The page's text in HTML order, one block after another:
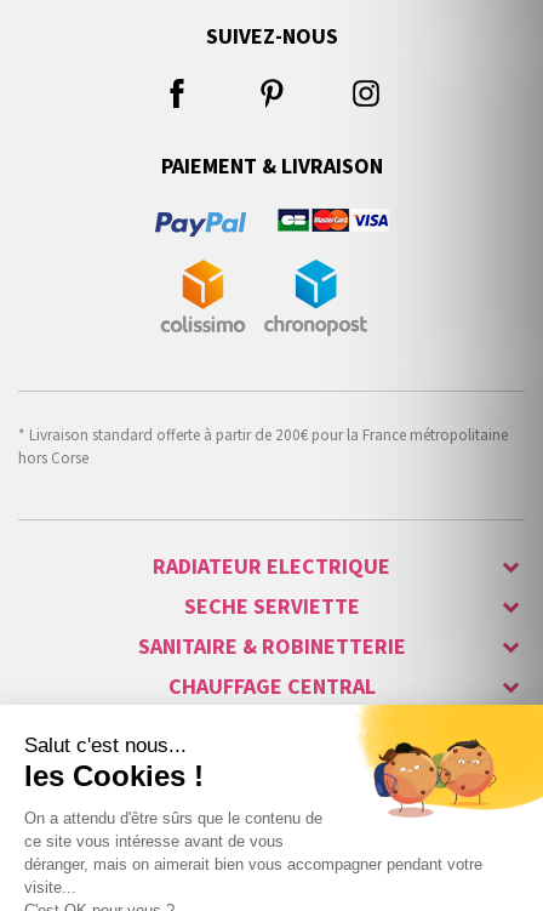
SUIVEZ-NOUS
PAIEMENT & LIVRAISON
* Livraison standard offerte à partir de 200€ pour la France métropolitaine
hors Corse
RADIATEUR ELECTRIQUE
SECHE SERVIETTE
SANITAIRE & ROBINETTERIE
CHAUFFAGE CENTRAL
ALARME & SÉCURITÉ
MAISON CONNECTÉE
VISIOPHONE & INTERPHONE
LUMINAIRES & ECLAIRAGE